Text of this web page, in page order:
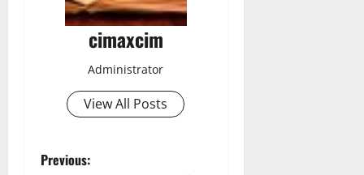
cimaxcim
Administrator
View All Posts
P
Previous: